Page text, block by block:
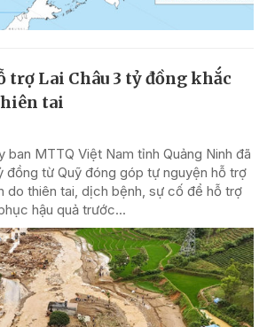
trợ Lai Châu 3 tỷ đồng khắc
tai
ban MTTQ Việt Nam tỉnh Quảng Ninh đã
đồng từ Quỹ đóng góp tự nguyện hỗ trợ
do thiên tai, dịch bệnh, sự cố để hỗ trợ
hậu quả trước...